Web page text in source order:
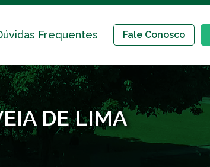
Frequentes Fale Conosco
DE LIMA